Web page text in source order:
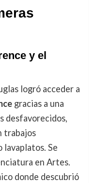
y el
logró acceder a
gracias a una
desfavorecidos,
trabajos
lavaplatos. Se
en Artes.
donde descubrió